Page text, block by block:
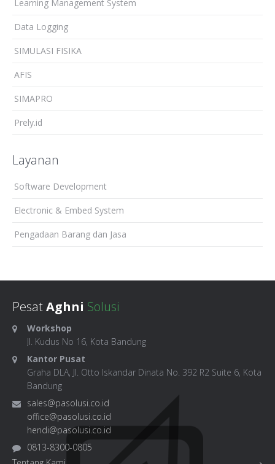
Learning Management System
Data Logging
SIMULASI FISIKA
AFIS
SIMAPRO
Prely.id
Layanan
Software Development
Electronic & Embed System
Pengadaan Barang dan Jasa
PesatAghni Solusi
Workshop
Jl. Kudus No 16, Kota Bandung
Kantor Pusat
Graha DLA, Jl. Otto Iskandar Dinata No. 392 R2 Suite 6, Kota
Bandung
sales@pasolusi.co.id
office@pasolusi.co.id
hendi@pasolusi.co.id
0813-8300-0805